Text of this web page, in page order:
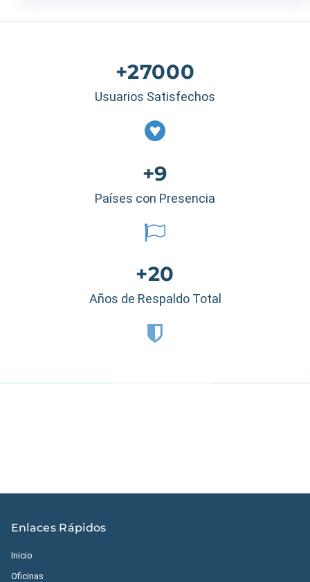
+27000
Usuarios Satisfechos
+9
Países con Presencia
+20
Años de Respaldo Total
Enlaces Rápidos
Inicio
Oficinas